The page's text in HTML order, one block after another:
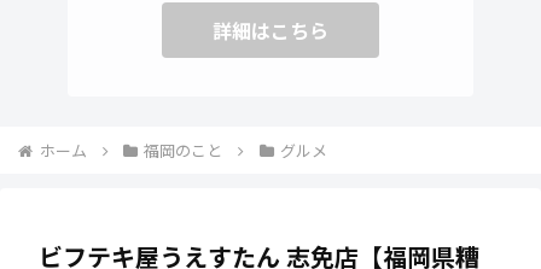
詳細はこちら
ホーム 福岡のこと グルメ
ビフテキ屋うえすたん 志免店【福岡県糟